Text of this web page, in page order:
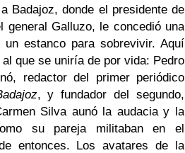
Badajoz, donde el presidente de
general Galluzo, le concedió una
estanco para sobrevivir. Aquí
que se uniría de por vida: Pedro
redactor del primer periódico
, y fundador del segundo,
Silva aunó la audacia y la
su pareja militaban en el
entonces. Los avatares de la